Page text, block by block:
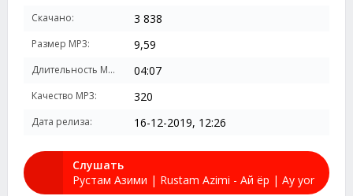
Скачано: 3 838
Размер MP3: 9,59
Длительность MP3: 04:07
Качество MP3: 320
Дата релиза: 16-12-2019, 12:26
Слушать
Рустам Азими | Rustam Azimi - Ай ёр | Ay yor